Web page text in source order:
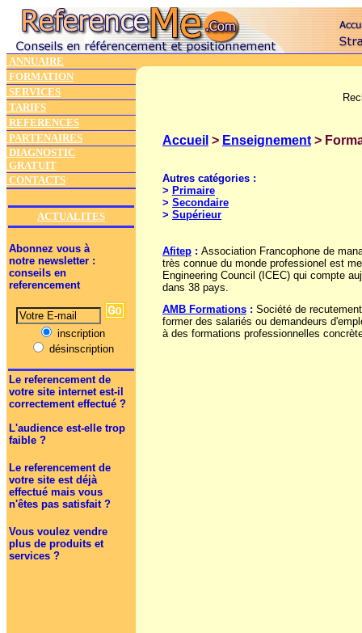
ANNUAIRE
FORMATION
SERVICES
TARIFS
REFERENCES
PARTENAIRES
DIAGNOSTIC
GRATUIT
CONTACTS
ACTUALITES
Abonnez vous à
notre newsletter :
conseils en
referencement
inscription
désinscription
Le referencement de
votre site internet est-il
correctement effectué ?
L'audience est-elle trop
faible ?
Le referencement de
votre site est déjà
effectué mais vous
n'êtes pas satisfait ?
Vous voulez vendre
plus de produits et
services ?
Accueil > Enseignement >
Autres catégories :
> Primaire
> Secondaire
> Supérieur
Afitep : Association Francophone de
très connue du monde professionel est
Engineering Council (ICEC) qui compte
dans 38 pays.
AMB Formations : Société de
former des salariés ou demandeurs
à des formations professionnelles